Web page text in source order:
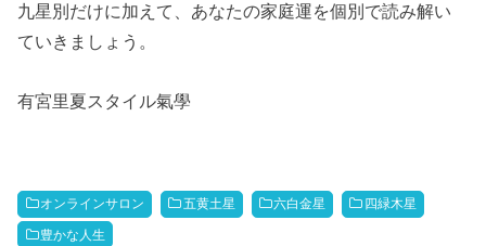
九星別だけに加えて、あなたの家庭運を個別で読み解い
ていきましょう。
有宮里夏スタイル氣學
オンラインサロン 五黄土星 六白金星 四緑木星
豊かな人生